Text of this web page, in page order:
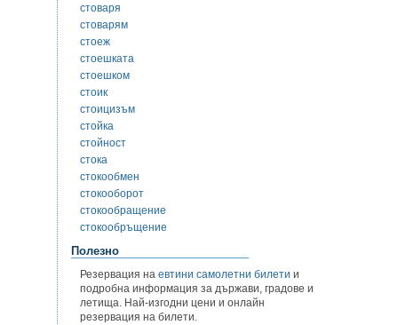
стоваря
стоварям
стоеж
стоешката
стоешком
стоик
стоицизъм
стойка
стойност
стока
стокообмен
стокооборот
стокообращение
стокообръщение
Полезно
Резервация на евтини самолетни билети и
подробна информация за държави, градове и
летища. Най-изгодни цени и онлайн
резервация на билети.